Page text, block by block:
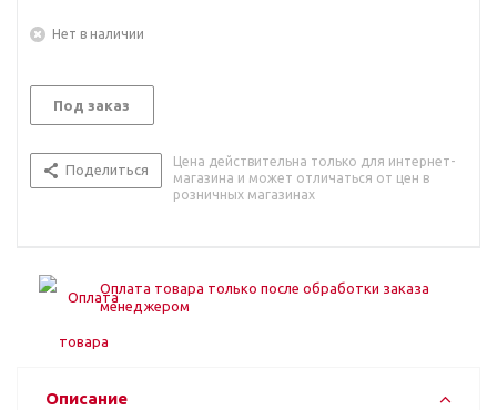
Нет в наличии
Под заказ
Поделиться
Цена действительна только для интернет-
магазина и может отличаться от цен в
розничных магазинах
Оплата товара только после обработки заказа
менеджером
Описание